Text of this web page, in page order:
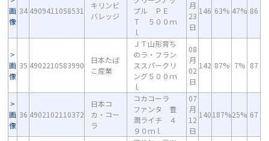
画
像
34 4909411058531
キリンビ
バレッジ
プル ＰＥ
Ｔ ５００ｍ
ｌ
月
23
日
146 63% 47% 86
画
像
35 4902210583990
日本たば
こ産業
ＪＴ山形育ち
のラ・フラン
ススパークリ
ング５００ｍ
ｌ
08
月
02
日
142 87% 7% 87
画
像
36 4902102110372
日本コ
カ・コー
ラ
コカコーラ
ファンタ 豊
潤ライチ ４
９０ｍｌ
07
月
12
日
140187%25% 67